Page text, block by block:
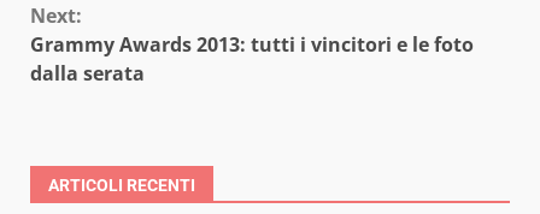
Next:
Grammy Awards 2013: tutti i vincitori e le foto
dalla serata
ARTICOLI RECENTI